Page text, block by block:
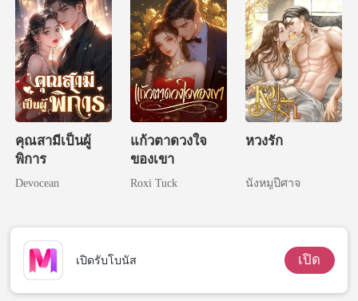
คุณสามีเป็นผู้
พิการ
Devocean
แก้วตาดวงใจ
ของเขา
Roxi Tuck
หวงรัก
นังหมูปีศาจ
เปิดรับโบนัส เปิด